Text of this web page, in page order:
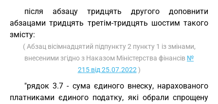
після абзацу тридцять другого доповнити
абзацами тридцять третім-тридцять шостим такого
змісту:
( Абзац вісімнадцятий підпункту 2 пункту 1 із змінами,
внесеними згідно з Наказом Міністерства фінансів №
215 від 25.07.2022 )
"рядок 3.7 - сума єдиного внеску, нарахованого
платниками єдиного податку, які обрали спрощену